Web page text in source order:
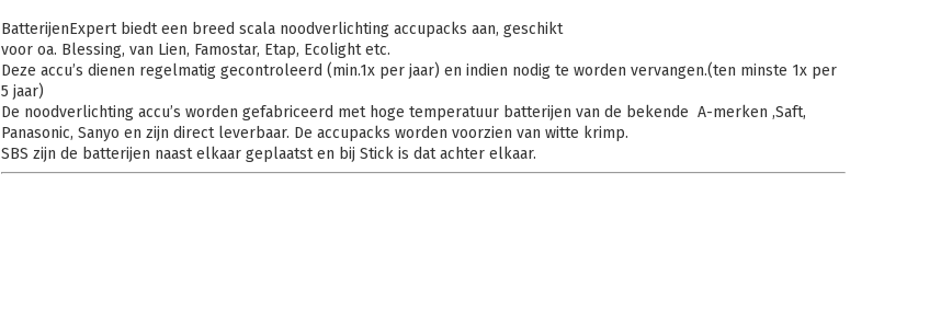
BatterijenExpert biedt een breed scala noodverlichting accupacks aan, geschikt
voor oa. Blessing, van Lien, Famostar, Etap, Ecolight etc.
Deze accu’s dienen regelmatig gecontroleerd (min.1x per jaar) en indien nodig te worden vervangen.(ten minste 1x per
5 jaar)
De noodverlichting accu’s worden gefabriceerd met hoge temperatuur batterijen van de bekende A-merken ,Saft,
Panasonic, Sanyo en zijn direct leverbaar. De accupacks worden voorzien van witte krimp.
SBS zijn de batterijen naast elkaar geplaatst en bij Stick is dat achter elkaar.